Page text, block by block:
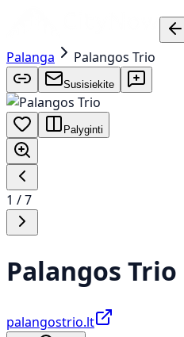
Palanga Palangos Trio
Susisiekite
Palyginti
1 /7
Palangos Trio
palangostrio.lt